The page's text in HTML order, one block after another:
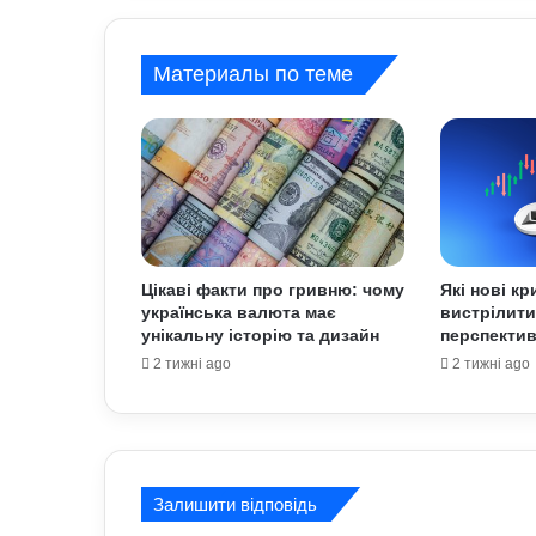
Материалы по теме
Цікаві факти про гривню: чому
українська валюта має
унікальну історію та дизайн
2 тижні ago
Які нові
2 тижні ago
Залишити відповідь